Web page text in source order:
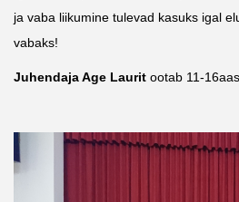
ja vaba liikumine tulevad kasuks igal
vabaks!
Juhendaja Age Laurit ootab 11-